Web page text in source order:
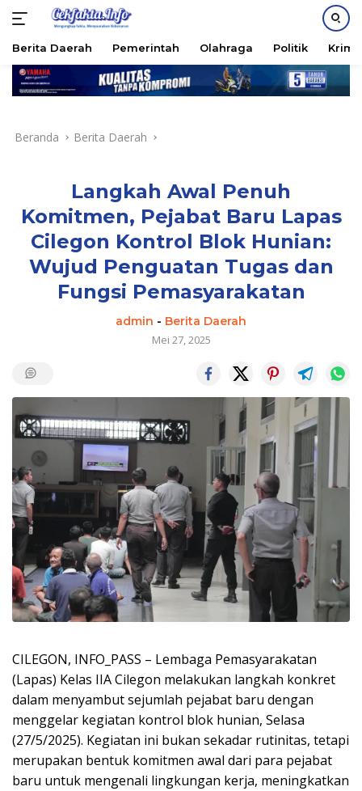
Langsung
Berita Daerah Pemerintah Olahraga Politik
Beranda Berita Daerah
Langkah Awal Penuh
Komitmen, Pejabat Baru Lapas
Cilegon Kontrol Blok Hunian:
Wujud Penguatan Tugas dan
Fungsi Pemasyarakatan
admin - Berita Daerah
Mei 27, 2025
CILEGON, INFO_PASS – Lembaga Pemasyarakatan
(Lapas) Kelas IIA Cilegon melakukan langkah konkret
dalam menyambut sejumlah pejabat baru dengan
menggelar kegiatan kontrol blok hunian, Selasa
(27/5/2025). Kegiatan ini bukan sekadar rutinitas, tetapi
merupakan bentuk komitmen awal dari para pejabat
baru untuk mengenali lingkungan kerja, meningkatkan